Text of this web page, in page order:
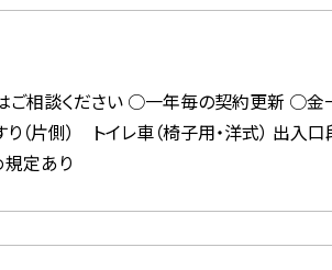
相談ください ○一年毎の契約更新 ○金
側） トイレ車（椅子用・洋式） 出入口
あり